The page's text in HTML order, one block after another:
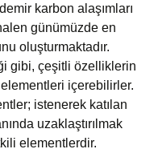
karbon alaşımları
günümüzde en
oluşturmaktadır.
gibi, çeşitli özelliklerin
içerebilirler.
istenerek katılan
uzaklaştırılmak
elementlerdir.